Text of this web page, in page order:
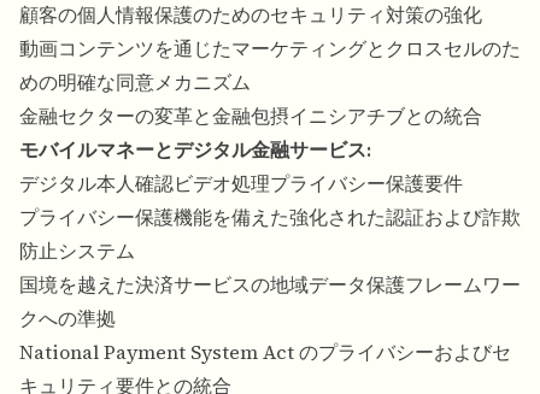
顧客の個人情報保護のためのセキュリティ対策の強化
動画コンテンツを通じたマーケティングとクロスセルのた
めの明確な同意メカニズム
金融セクターの変革と金融包摂イニシアチブとの統合
モバイルマネーとデジタル金融サービス:
デジタル本人確認ビデオ処理プライバシー保護要件
プライバシー保護機能を備えた強化された認証および詐欺
防止システム
国境を越えた決済サービスの地域データ保護フレームワー
クへの準拠
National Payment System Act のプライバシーおよびセ
キュリティ要件との統合